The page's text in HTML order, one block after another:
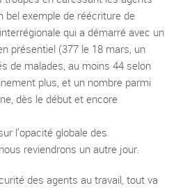
bel exemple de réécriture de
qui a démarré avec un
présentiel (377 le 18 mars, un
de malades, au moins 44 selon
plus, et un nombre parmi
dès le début et encore
l’opacité globale des
reviendrons un autre jour.
des agents au travail, tout va